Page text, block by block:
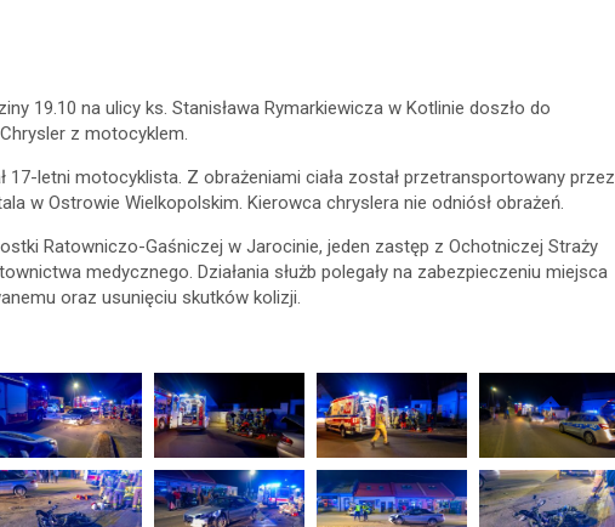
19.10 na ulicy ks. Stanisława Rymarkiewicza w Kotlinie doszło do
z motocyklem.
17-letni motocyklista. Z obrażeniami ciała został przetransportowany przez
w Ostrowie Wielkopolskim. Kierowca chryslera nie odniósł obrażeń.
Ratowniczo-Gaśniczej w Jarocinie, jeden zastęp z Ochotniczej Straży
medycznego. Działania służb polegały na zabezpieczeniu miejsca
oraz usunięciu skutków kolizji.